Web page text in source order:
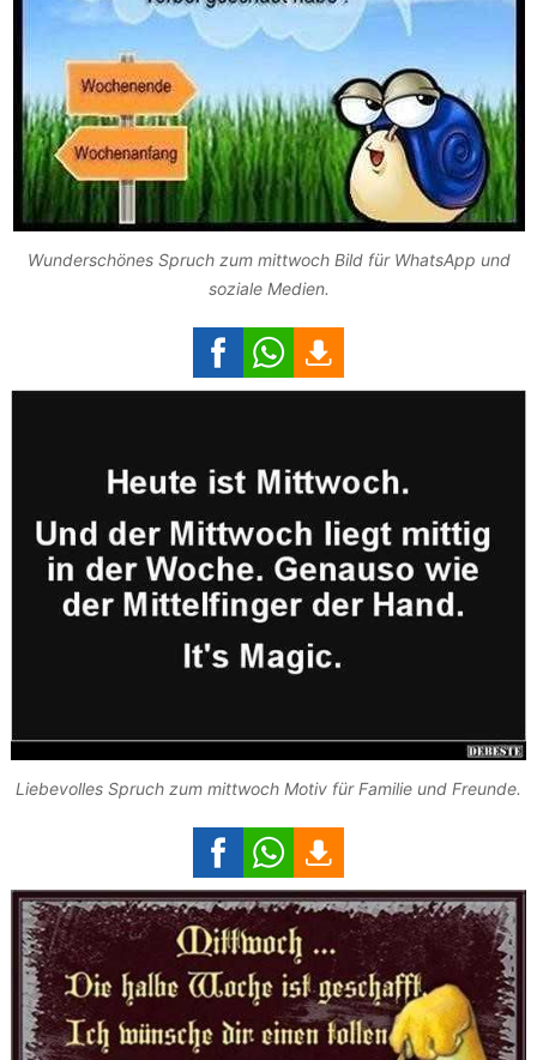
Wunderschönes Spruch zum mittwoch Bild für WhatsApp und
soziale Medien.
Liebevolles Spruch zum mittwoch Motiv für Familie und Freunde.